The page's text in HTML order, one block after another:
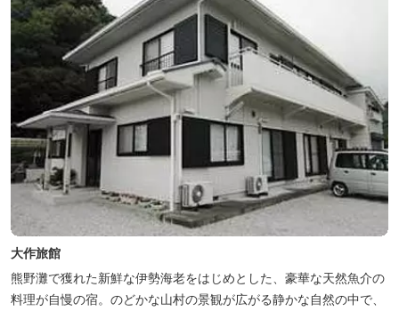
大作旅館
熊野灘で獲れた新鮮な伊勢海老をはじめとした、豪華な天然魚介の
料理が自慢の宿。のどかな山村の景観が広がる静かな自然の中で、